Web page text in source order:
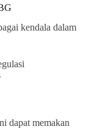
kendala dalam
dapat memakan